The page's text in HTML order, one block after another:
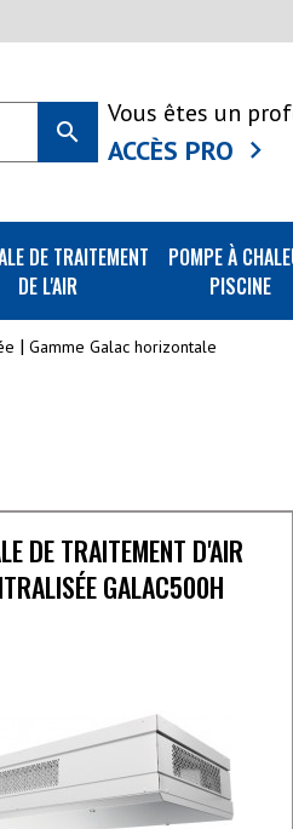
search
Vous êtes un
ACCÈS PRO
DE TRAITEMENT
DE L'AIR
POMPE À
PISCINE
Gamme Galac horizontale
DE TRAITEMENT D'AIR
GALAC500H